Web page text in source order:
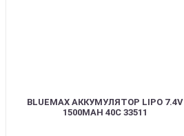
BLUEMAX АККУМУЛЯТОР LIPO 7.4V
1500MAH 40C 33511